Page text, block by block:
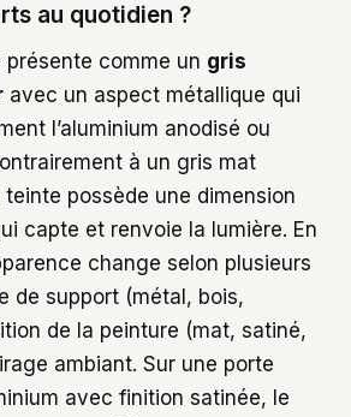
au quotidien ?
présente comme un gris
avec un aspect métallique qui
l’aluminium anodisé ou
à un gris mat
possède une dimension
capte et renvoie la lumière. En
change selon plusieurs
de support (métal, bois,
de la peinture (mat, satiné,
ambiant. Sur une porte
avec finition satinée, le